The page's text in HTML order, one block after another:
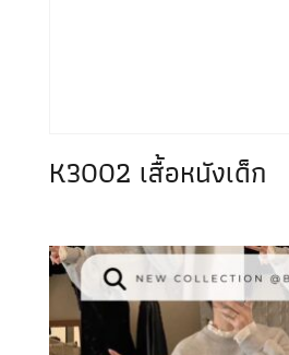
K3002 เสื้อหนังเด็ก